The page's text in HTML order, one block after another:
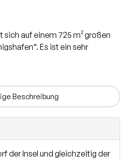
auf einem 725 m² großen
Es ist ein sehr
ein herrliches und ruhiges
Haus über eine
im Jahr 2015 modernisiert
aus Fliesen, Holz und Laminat
und gut aufeinander
hellen Fenster haben
Beschreibung
der Insel und gleichzeitig der